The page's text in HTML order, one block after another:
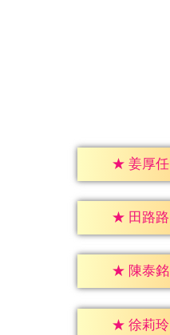
★ 姜厚任
★ 田路路
★ 陳泰銘
★ 徐莉玲